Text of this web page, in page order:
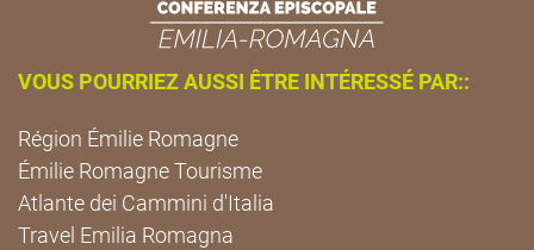
VOUS POURRIEZ AUSSI ÊTRE INTÉRESSÉ PAR::
Région Émilie Romagne
Émilie Romagne Tourisme
Atlante dei Cammini d'Italia
Travel Emilia Romagna